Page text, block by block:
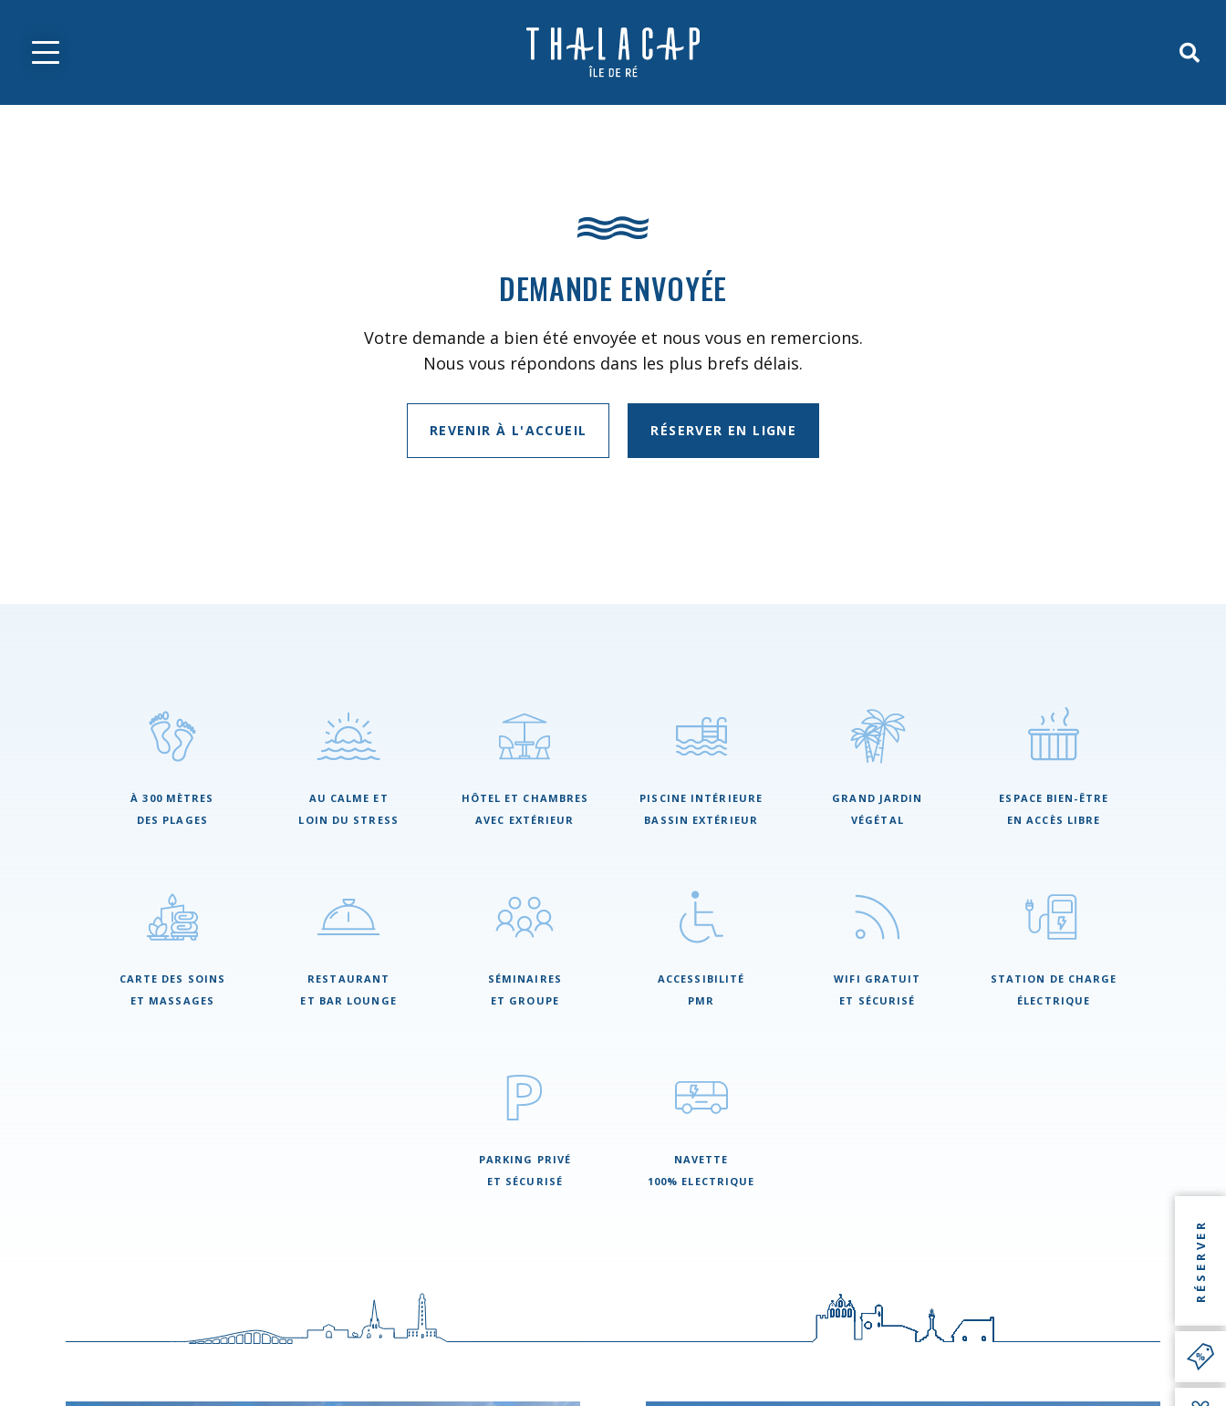
RÉSERVER
DEMANDE ENVOYÉE
Votre demande a bien été envoyée et nous vous en remercions.
Nous vous répondons dans les plus brefs délais.
REVENIR À L'ACCUEIL RÉSERVER EN LIGNE
À 300 MÈTRES
DES PLAGES
AU CALME ET
LOIN DU STRESS
HÔTEL ET CHAMBRES
AVEC EXTÉRIEUR
PISCINE INTÉRIEURE
BASSIN EXTÉRIEUR
GRAND JARDIN
VÉGÉTAL
ESPACE BIEN-ÊTRE
EN ACCÈS LIBRE
CARTE DES SOINS
ET MASSAGES
RESTAURANT
ET BAR LOUNGE
SÉMINAIRES
ET GROUPE
ACCESSIBILITÉ
PMR
WIFI GRATUIT
ET SÉCURISÉ
STATION DE CHARGE
ÉLECTRIQUE
PARKING PRIVÉ
ET SÉCURISÉ
NAVETTE
100% ELECTRIQUE